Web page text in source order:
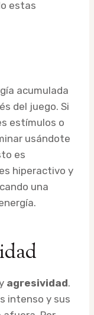
estas
acumulada
del juego. Si
estímulos o
usándote
es
hiperactivo y
una
agresividad.
intenso y sus